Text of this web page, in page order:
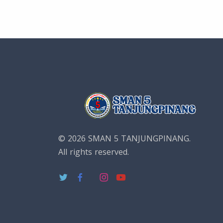
© 2026 SMAN 5 TANJUNGPINANG.
All rights reserved.